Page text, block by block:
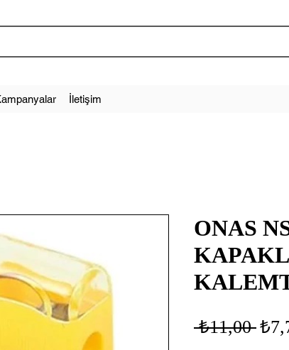
İletişim
ONAS
₺11,00